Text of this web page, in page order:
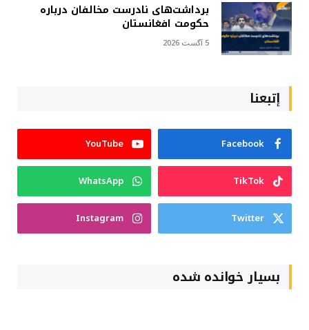
برداشت‌های نادرست مخالفان درباره
حکومت افغانستان
5 آگست 2026
إتبعنا
Facebook
YouTube
TikTok
WhatsApp
Twitter
Instagram
بسیار خوانده شده